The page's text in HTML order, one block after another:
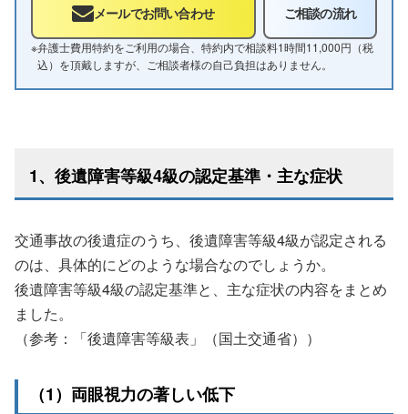
メールでお問い合わせ ご相談の流れ
※弁護士費用特約をご利用の場合、特約内で相談料1時間11,000円（税
込）を頂戴しますが、ご相談者様の自己負担はありません。
1、後遺障害等級4級の認定基準・主な症状
交通事故の後遺症のうち、後遺障害等級4級が認定される
のは、具体的にどのような場合なのでしょうか。
後遺障害等級4級の認定基準と、主な症状の内容をまとめ
ました。
（参考：「後遺障害等級表」（国土交通省））
（1）両眼視力の著しい低下